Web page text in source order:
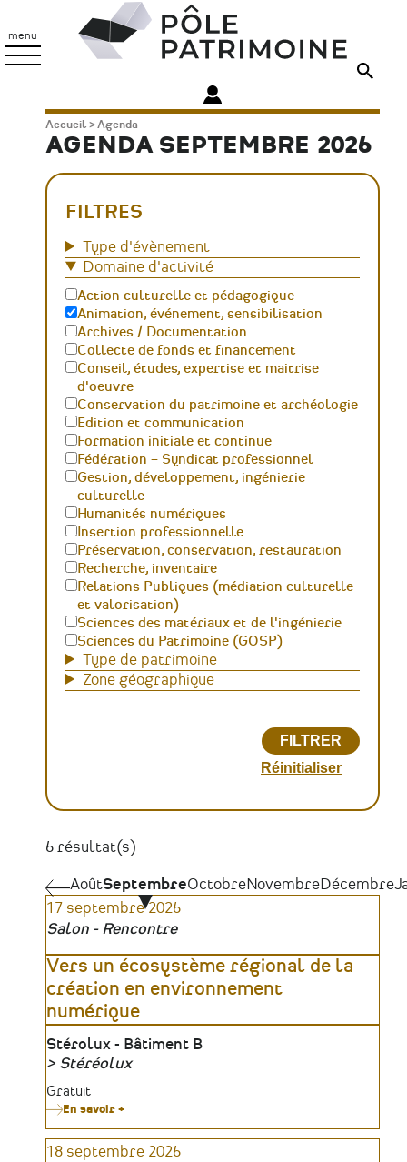
contenu
principal
menu
Patrimoine
Fil
d'Ariane
Accueil Agenda
AGENDA SEPTEMBRE 2026
6 résultat(s)
Pagination
AoûtAoûtSeptembreOctobreNovembreDécembre
17 septembre 2026
Salon - Rencontre
Vers un écosystème régional de la
création en environnement
numérique
Lieu
Stérolux - Bâtiment B
Organisateur
Stéréolux
Tarifs
Gratuit
En savoir +
un
écosystème
18 septembre 2026
FILTRES
Type d'évènement
Domaine d'activité
Action culturelle et pédagogique
Animation, événement, sensibilisation
Archives / Documentation
Collecte de fonds et financement
Conseil, études, expertise et maitrise
d'oeuvre
Conservation du patrimoine et archéologie
Edition et communication
Formation initiale et continue
Fédération – Syndicat professionnel
Gestion, développement, ingénierie
culturelle
Humanités numériques
Insertion professionnelle
Préservation, conservation, restauration
Recherche, inventaire
Relations Publiques (médiation culturelle
et valorisation)
Sciences des matériaux et de l'ingénierie
Sciences du Patrimoine (GOSP)
Type de patrimoine
Zone géographique